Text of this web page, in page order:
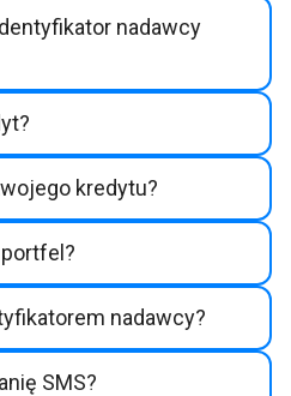
nadawcy
kredytu?
nadawcy?
SMS?